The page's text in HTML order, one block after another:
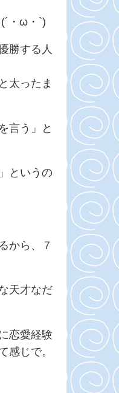
・ω・`)
勝する人
太ったま
言う」と
というの
から、７
天才なだ
恋愛経験
じで。